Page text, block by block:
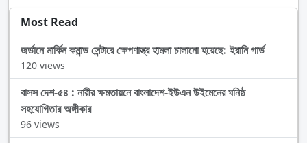
Most Read
জর্ডানে মার্কিন কমান্ড সেন্টারে ক্ষেপণাস্ত্র হামলা চালানো হয়েছে: ইরানি গার্ড
120 views
বাসস দেশ-৫৪ : নারীর ক্ষমতায়নে বাংলাদেশ-ইউএন উইমেনের ঘনিষ্ঠ
সহযোগিতার অঙ্গীকার
96 views